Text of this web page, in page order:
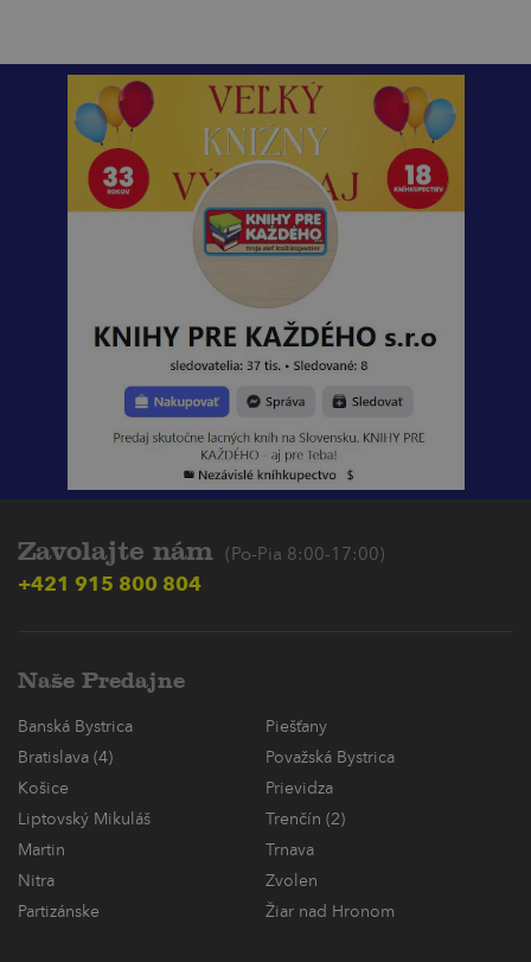
Zavolajte nám (Po-Pia 8:00-17:00)
+421 915 800 804
Naše Predajne
Banská Bystrica
Piešťany
Bratislava (4)
Považská Bystrica
Košice
Prievidza
Liptovský Mikuláš
Trenčín (2)
Martin
Trnava
Nitra
Zvolen
Partizánske
Žiar nad Hronom